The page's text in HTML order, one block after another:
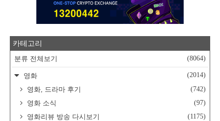
카테고리
분류 전체보기 (8064)
영화
(2014)
영화, 드라마 후기
(742)
영화 소식
(97)
영화리뷰 방송 다시보기
(1175)